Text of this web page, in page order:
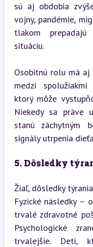
sú aj obdobia
vojny, pandémie,
tlakom
situáciu.
Osobitnú rolu má aj
medzi
ktorý môže
Niekedy sa práve
stanú záchytným
signály utrpenia
5. Dôsledky
Žiaľ, dôsledky
Fyzické následky –
trvalé zdravotné
Psychologické
trvalejšie. Deti,